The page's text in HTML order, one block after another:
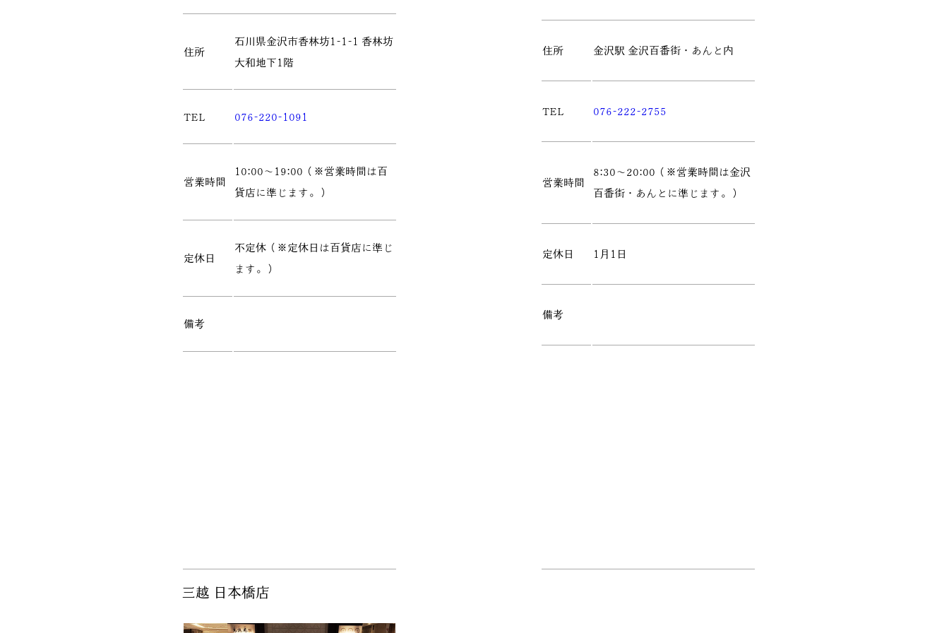
住所
石川県金沢市香林坊1-1-1 香林坊
大和地下1階
TEL 076-220-1091
営業時間
10:00～19:00（※営業時間は百
貨店に準じます。）
定休日
不定休（※定休日は百貨店に準じ
ます。）
備考
住所 金沢駅 金沢百番街・あんと内
TEL 076-222-2755
営業時間
8:30～20:00（※営業時間は金沢
百番街・あんとに準じます。）
定休日 1月1日
備考
三越 日本橋店